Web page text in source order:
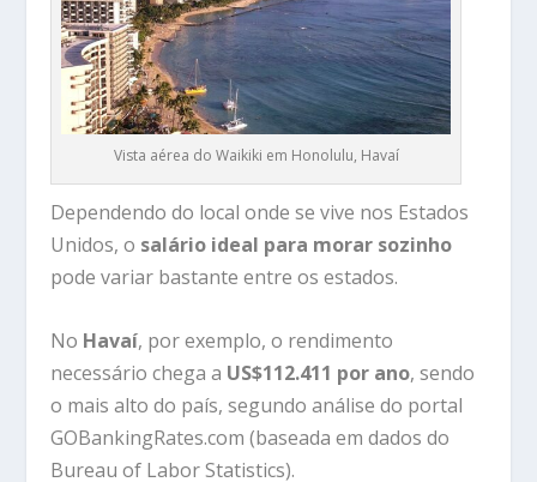
Vista aérea do Waikiki em Honolulu, Havaí
Dependendo do local onde se vive nos Estados
Unidos, o salário ideal para morar sozinho
pode variar bastante entre os estados.
No Havaí, por exemplo, o rendimento
necessário chega a US$112.411 por ano, sendo
o mais alto do país, segundo análise do portal
GOBankingRates.com (baseada em dados do
Bureau of Labor Statistics).